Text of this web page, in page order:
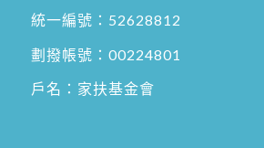
統一編號：52628812
劃撥帳號：00224801
戶名：家扶基金會